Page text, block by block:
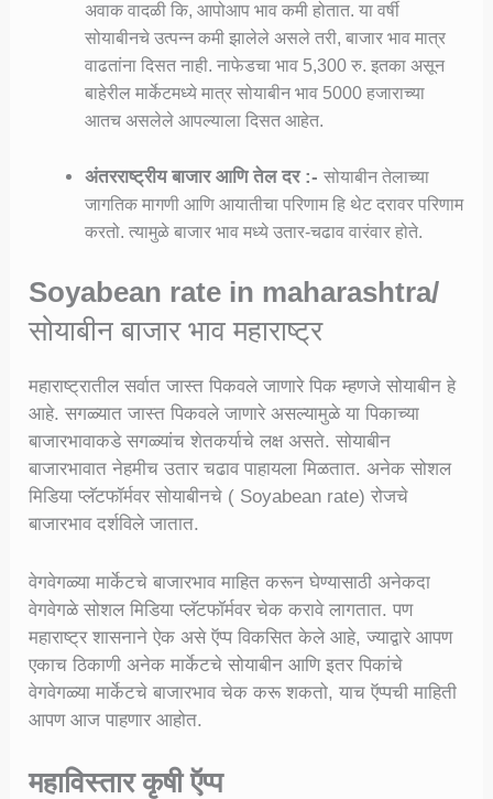
अवाक वादळी कि, आपोआप भाव कमी होतात. या वर्षी
सोयाबीनचे उत्पन्न कमी झालेले असले तरी, बाजार भाव मात्र
वाढतांना दिसत नाही. नाफेडचा भाव 5,300 रु. इतका असून
बाहेरील मार्केटमध्ये मात्र सोयाबीन भाव 5000 हजाराच्या
आतच असलेले आपल्याला दिसत आहेत.
अंतरराष्ट्रीय बाजार आणि तेल दर :-सोयाबीन तेलाच्या
जागतिक मागणी आणि आयातीचा परिणाम हि थेट दरावर परिणाम
करतो. त्यामुळे बाजार भाव मध्ये उतार-चढाव वारंवार होते.
Soyabean rate in maharashtra/
सोयाबीन बाजार भाव महाराष्ट्र
महाराष्ट्रातील सर्वात जास्त पिकवले जाणारे पिक म्हणजे सोयाबीन हे
आहे. सगळ्यात जास्त पिकवले जाणारे असल्यामुळे या पिकाच्या
बाजारभावाकडे सगळ्यांच शेतकर्याचे लक्ष असते. सोयाबीन
बाजारभावात नेहमीच उतार चढाव पाहायला मिळतात. अनेक सोशल
मिडिया प्लॅटफॉर्मवर सोयाबीनचे ( Soyabean rate) रोजचे
बाजारभाव दर्शविले जातात.
वेगवेगळ्या मार्केटचे बाजारभाव माहित करून घेण्यासाठी अनेकदा
वेगवेगळे सोशल मिडिया प्लॅटफॉर्मवर चेक करावे लागतात. पण
महाराष्ट्र शासनाने ऐक असे ऍप्प विकसित केले आहे, ज्याद्वारे आपण
एकाच ठिकाणी अनेक मार्केटचे सोयाबीन आणि इतर पिकांचे
वेगवेगळ्या मार्केटचे बाजारभाव चेक करू शकतो, याच ऍप्पची माहिती
आपण आज पाहणार आहोत.
महाविस्तार कृषी ऍप्प